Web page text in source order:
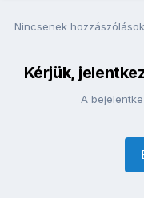
Nincsenek hozzászólások
Kérjük,
A